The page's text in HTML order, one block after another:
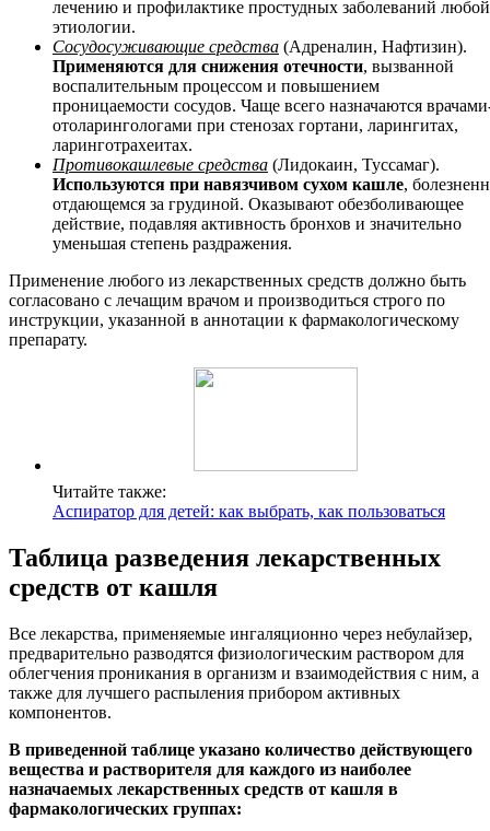
лечению и профилактике простудных заболеваний любой
этиологии.
Сосудосуживающие средства (Адреналин, Нафтизин).
Применяются для снижения отечности, вызванной
воспалительным процессом и повышением
проницаемости сосудов. Чаще всего назначаются
отоларингологами при стенозах гортани, ларингитах,
ларинготрахеитах.
Противокашлевые средства (Лидокаин, Туссамаг).
Используются при навязчивом сухом кашле,
отдающемся за грудиной. Оказывают обезболивающее
действие, подавляя активность бронхов и значительно
уменьшая степень раздражения.
Применение любого из лекарственных средств должно быть
согласовано с лечащим врачом и производиться строго по
инструкции, указанной в аннотации к фармакологическому
препарату.
Читайте также:
Аспиратор для детей: как выбрать, как пользоваться
Таблица разведения лекарственных
средств от кашля
Все лекарства, применяемые ингаляционно через небулайзер,
предварительно разводятся физиологическим раствором для
облегчения проникания в организм и взаимодействия с ним, а
также для лучшего распыления прибором активных
компонентов.
В приведенной таблице указано количество действующего
вещества и растворителя для каждого из наиболее
назначаемых лекарственных средств от кашля в
фармакологических группах: